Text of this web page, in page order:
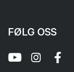
FØLG OSS